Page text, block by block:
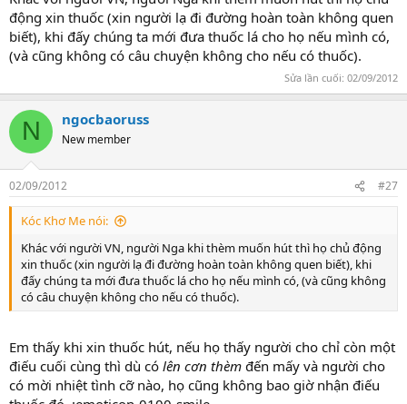
động xin thuốc (xin người lạ đi đường hoàn toàn không quen
biết), khi đấy chúng ta mới đưa thuốc lá cho họ nếu mình có,
(và cũng không có câu chuyện không cho nếu có thuốc).
Sửa lần cuối: 02/09/2012
N ngocbaoruss
New member
02/09/2012 #27
Kóc Khơ Me nói:
Khác với người VN, người Nga khi thèm muốn hút thì họ chủ động
xin thuốc (xin người lạ đi đường hoàn toàn không quen biết), khi
đấy chúng ta mới đưa thuốc lá cho họ nếu mình có, (và cũng không
có câu chuyện không cho nếu có thuốc).
Em thấy khi xin thuốc hút, nếu họ thấy người cho chỉ còn một
điếu cuối cùng thì dù có lên cơn thèm đến mấy và người cho
có mời nhiệt tình cỡ nào, họ cũng không bao giờ nhận điếu